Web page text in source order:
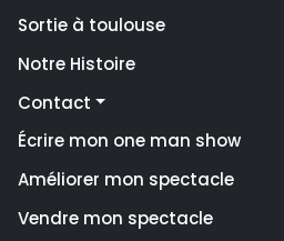
Sortie à toulouse
Notre Histoire
Contact
Écrire mon one man show
Améliorer mon spectacle
Vendre mon spectacle